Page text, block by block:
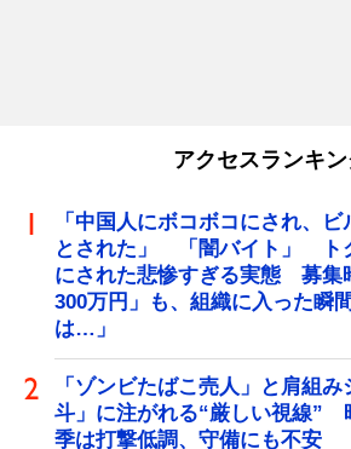
アクセスランキ
「中国人にボコボコにされ、
とされた」 「闇バイト」 ト
にされた悲惨すぎる実態 募集
300万円」も、組織に入った瞬
は…」
「ゾンビたばこ売人」と肩組
斗」に注がれる“厳しい視線”
季は打撃低調、守備にも不安